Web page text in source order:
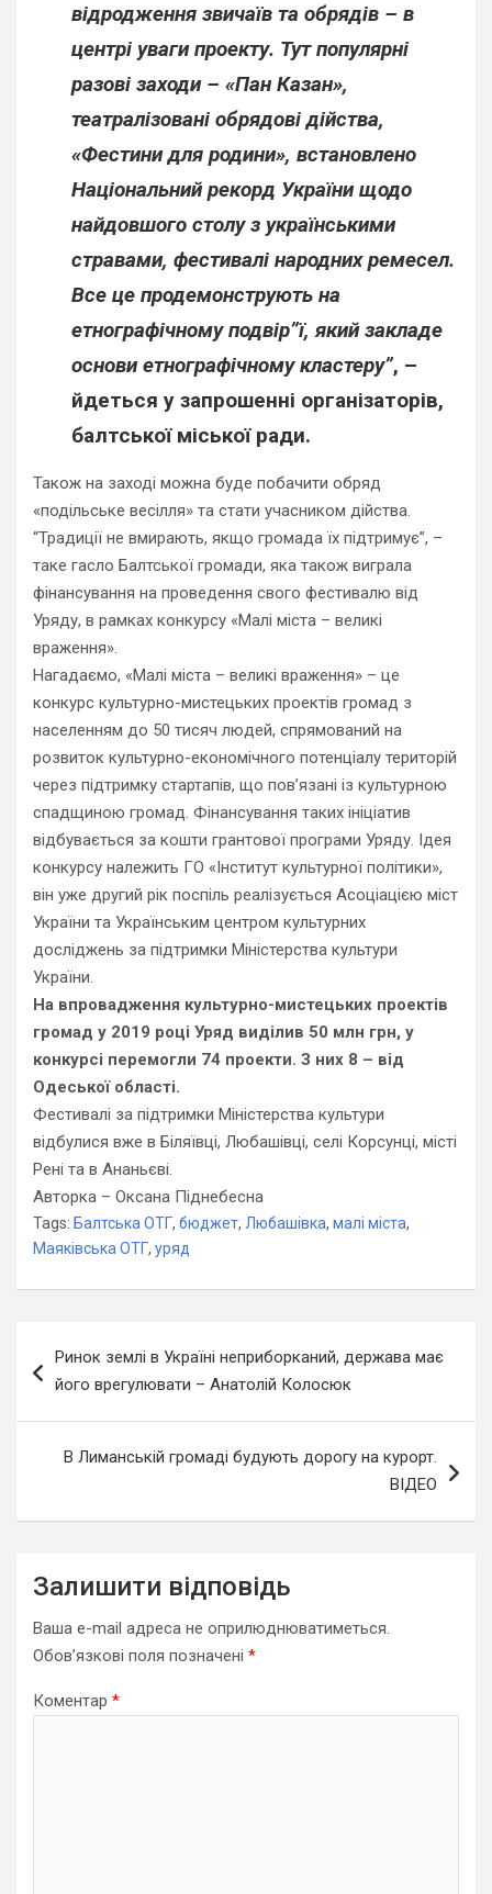
відродження звичаїв та обрядів – в
центрі уваги проекту. Тут популярні
разові заходи – «Пан Казан»,
театралізовані обрядові дійства,
«Фестини для родини», встановлено
Національний рекорд України щодо
найдовшого столу з українськими
стравами, фестивалі народних ремесел.
Все це продемонструють на
етнографічному подвір”ї, який закладе
основи етнографічному кластеру”, –
йдеться у запрошенні організаторів,
балтської міської ради.
Також на заході можна буде побачити обряд
«подільське весілля» та стати учасником дійства.
“Традиції не вмирають, якщо громада їх підтримує”, –
таке гасло Балтської громади, яка також виграла
фінансування на проведення свого фестивалю від
Уряду, в рамках конкурсу «Малі міста – великі
враження».
Нагадаємо, «Малі міста – великі враження» – це
конкурс культурно-мистецьких проектів громад з
населенням до 50 тисяч людей, спрямований на
розвиток культурно-економічного потенціалу територій
через підтримку стартапів, що пов’язані із культурною
спадщиною громад. Фінансування таких ініціатив
відбувається за кошти грантової програми Уряду. Ідея
конкурсу належить ГО «Інститут культурної політики»,
він уже другий рік поспіль реалізується Асоціацією міст
України та Українським центром культурних
досліджень за підтримки Міністерства культури
України.
На впровадження культурно-мистецьких проектів
громад у 2019 році Уряд виділив 50 млн грн, у
конкурсі перемогли 74 проекти. З них 8 – від
Одеської області.
Фестивалі за підтримки Міністерства культури
відбулися вже в Біляївці, Любашівці, селі Корсунці, місті
Рені та в Ананьєві.
Авторка – Оксана Піднебесна
Tags: Балтська ОТГ, бюджет, Любашівка, малі міста,
Маяківська ОТГ, уряд
записів
Ринок землі в Україні неприборканий, держава має
його врегулювати – Анатолій Колосюк
В Лиманській громаді будують дорогу на курорт.
ВІДЕО
Залишити відповідь
Ваша e-mail адреса не оприлюднюватиметься.
Обов’язкові поля позначені *
Коментар *